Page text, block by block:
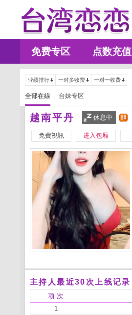
免费专区 点数充值
业绩排行 一对多收费 一对一收费
全部在線 台妹专区
越南平丹 休息中
免費視訊 进入包厢
主持人最近30次上线记录
项 次
1